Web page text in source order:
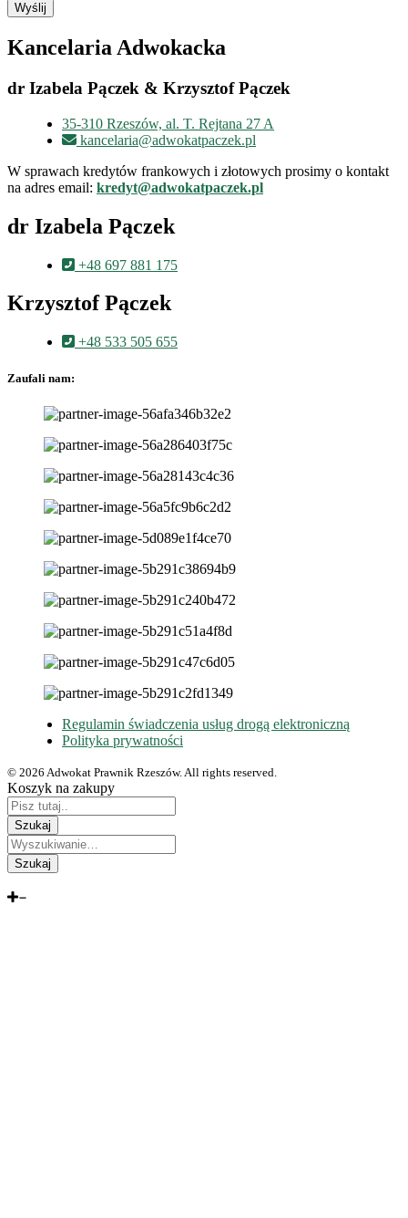
Wyślij
Kancelaria Adwokacka
dr Izabela Pączek & Krzysztof Pączek
35-310 Rzeszów, al. T. Rejtana 27 A
kancelaria@adwokatpaczek.pl
W sprawach kredytów frankowych i złotowych prosimy o kontakt
na adres email: kredyt@adwokatpaczek.pl
dr Izabela Pączek
+48 697 881 175
Krzysztof Pączek
+48 533 505 655
Zaufali nam:
Regulamin świadczenia usług drogą elektroniczną
Polityka prywatności
© 2026 Adwokat Prawnik Rzeszów. All rights reserved.
Koszyk na zakupy